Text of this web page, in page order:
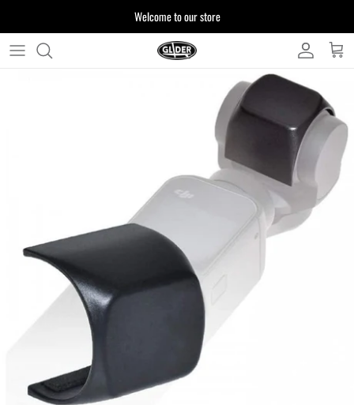
ッ
Welcome to our store
お客様からいただいたご質問をまとめており
製品について